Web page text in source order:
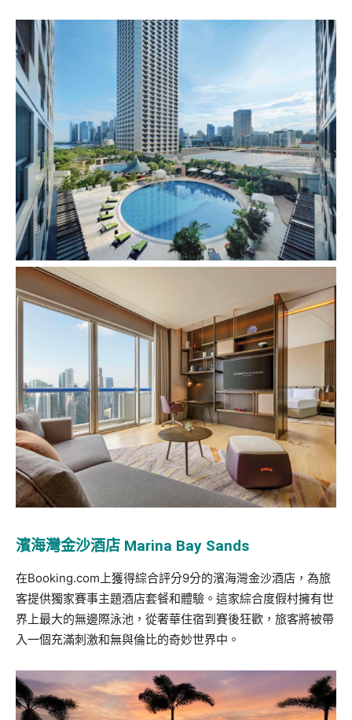
濱海灣金沙酒店 Marina Bay Sands
在Booking.com上獲得綜合評分9分的濱海灣金沙酒店，為旅
客提供獨家賽事主題酒店套餐和體驗。這家綜合度假村擁有世
界上最大的無邊際泳池，從奢華住宿到賽後狂歡，旅客將被帶
入一個充滿刺激和無與倫比的奇妙世界中。